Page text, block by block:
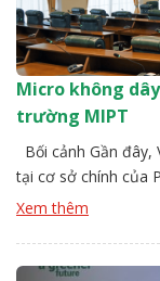
Micro không
trường MIPT
Bối cảnh Gần
tại cơ sở chính của
này với học viện
Moscow của MIPT
Xem thêm